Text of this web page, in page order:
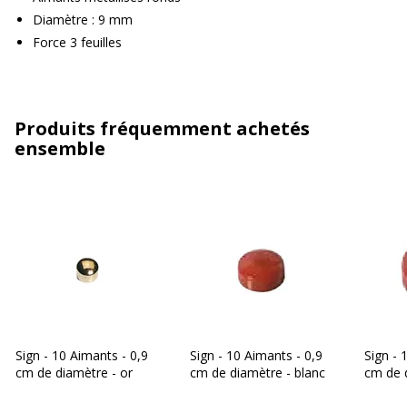
Diamètre : 9 mm
Force 3 feuilles
Produits fréquemment achetés
ensemble
Sign - 10 Aimants - 0,9
cm de diamètre - or
Sign - 10 Aimants - 0,9
cm de diamètre - blanc
Sign -
cm de